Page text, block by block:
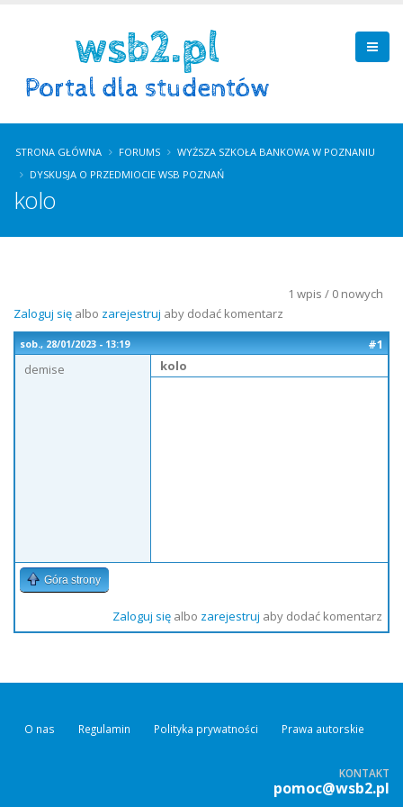
STRONA GŁÓWNA FORUMS
WYŻSZA SZKOŁA BANKOWA W POZNANIU
DYSKUSJA O PRZEDMIOCIE WSB POZNAŃ
kolo
1 wpis / 0 nowych
Zaloguj się albo zarejestruj aby dodać komentarz
sob., 28/01/2023 - 13:19
#1
demise
kolo
Góra strony
Zaloguj sięalbo zarejestruj aby dodać komentarz
O nas Regulamin Polityka prywatności Prawa autorskie
KONTAKT
pomoc@wsb2.pl